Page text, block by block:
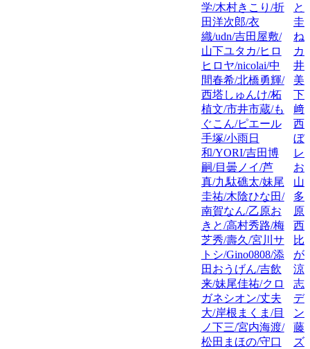
学/木村きこり/折
田洋次郎/衣
織/udn/吉田屋敷/
山下ユタカ/ヒロ
ヒロヤ/nicolai/中
間春希/北橋勇輝/
西塔しゅんけ/柘
植文/市井市蔵/も
ぐこん/ピエール
手塚/小雨日
和/YORI/吉田博
嗣/目曇ノイ/芦
真/九駄礁太/妹尾
圭祐/木陰ひな田/
南賀なん/乙原お
きと/高村秀路/梅
芝秀/壽久/宮川サ
トシ/Gino0808/添
田おうげん/吉飲
来/妹尾佳祐/クロ
ガネシオン/丈夫
大/岸根まくま/目
ノ下三/宮内海渡/
松田まほの/守口
と
圭/
ね
カ
井
美/
下
﨑
西
ぼ/
レ
お
山
多
原
西
比
が
涼/
志
デ
ン
藤
ズ